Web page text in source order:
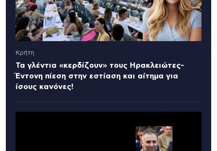
Κρήτη
Τα γλέντια «κερδίζουν» τους Ηρακλειώτες-
Έντονη πίεση στην εστίαση και αίτημα για
ίσους κανόνες!